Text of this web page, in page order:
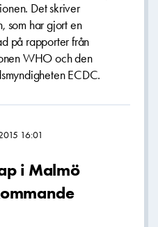
Det skriver
som har gjort en
på rapporter från
WHO och den
ECDC.
16:01
i Malmö